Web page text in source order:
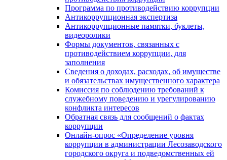
Программа по противодействию коррупции
Антикоррупционная экспертиза
Антикоррупционные памятки, буклеты,
видеоролики
Формы документов, связанных с
противодействием коррупции, для
заполнения
Сведения о доходах, расходах, об имуществе
и обязательствах имущественного характера
Комиссия по соблюдению требований к
служебному поведению и урегулированию
конфликта интересов
Обратная связь для сообщений о фактах
коррупции
Онлайн-опрос «Определение уровня
коррупции в администрации Лесозаводского
городского округа и подведомственных ей